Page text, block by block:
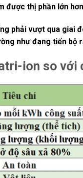
được thị phần lớn
phải vượt qua giai
như đang tiến bộ
ion so với